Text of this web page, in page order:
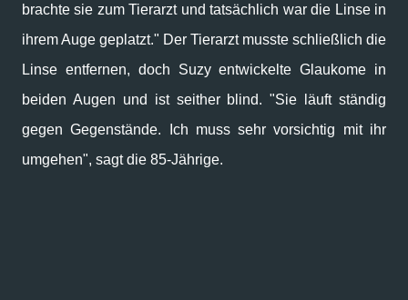
brachte sie zum Tierarzt und tatsächlich war die Linse in
ihrem Auge geplatzt." Der Tierarzt musste schließlich die
Linse entfernen, doch Suzy entwickelte Glaukome in
beiden Augen und ist seither blind. "Sie läuft ständig
gegen Gegenstände. Ich muss sehr vorsichtig mit ihr
umgehen", sagt die 85-Jährige.